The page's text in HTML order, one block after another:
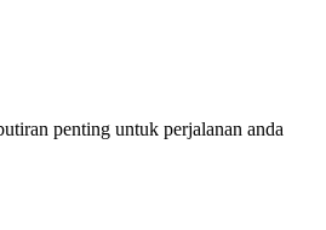
penting untuk perjalanan anda